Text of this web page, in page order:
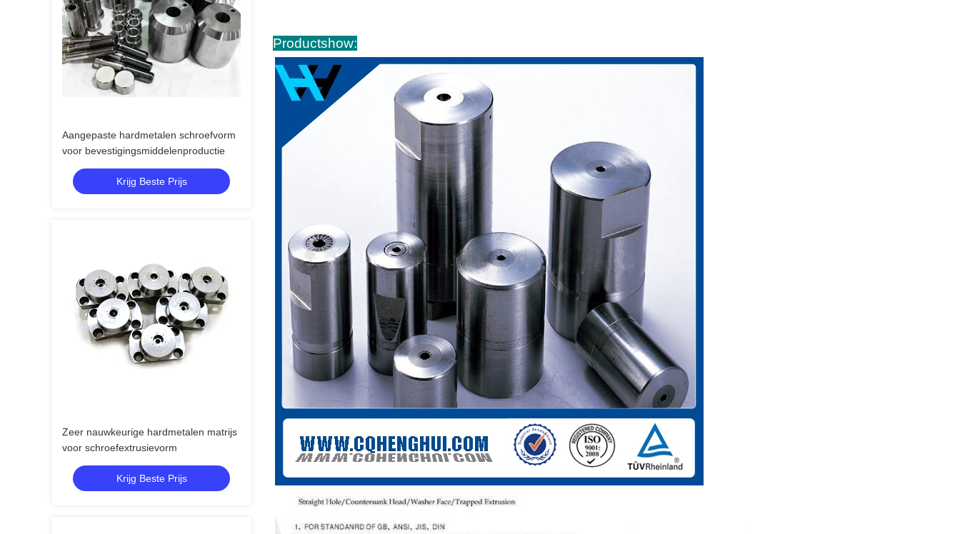
Aangepaste hardmetalen schroefvorm
voor bevestigingsmiddelenproductie
Krijg Beste Prijs
Zeer nauwkeurige hardmetalen matrijs
voor schroefextrusievorm
Krijg Beste Prijs
Productshow: